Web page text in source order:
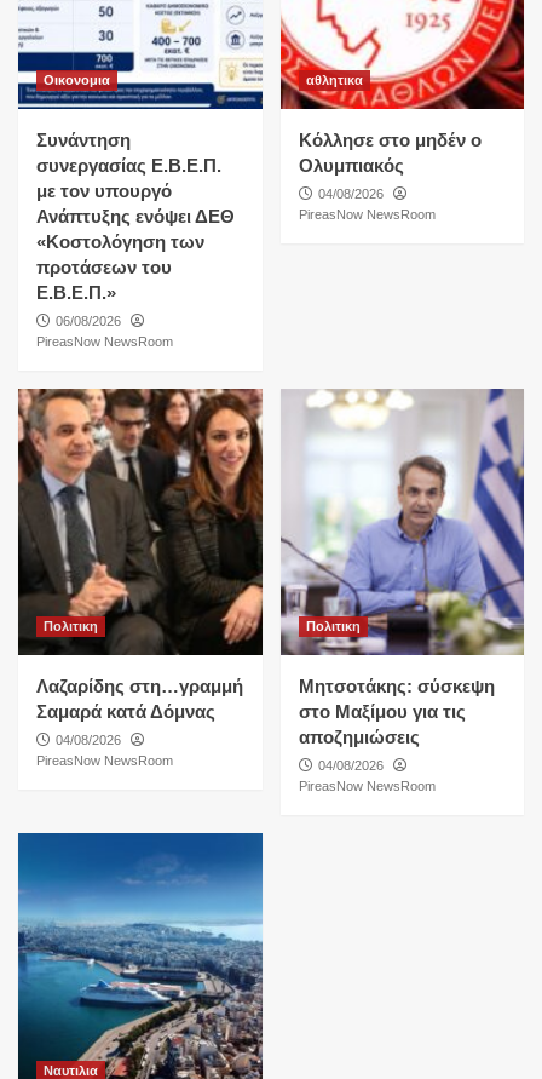
Οικονομια
Συνάντηση
συνεργασίας Ε.Β.Ε.Π.
με τον υπουργό
Ανάπτυξης ενόψει ΔΕΘ
«Κοστολόγηση των
προτάσεων του
Ε.Β.Ε.Π.»
06/08/2026
PireasNow NewsRoom
αθλητικα
Κόλλησε στο μηδέν ο
Ολυμπιακός
04/08/2026
PireasNow NewsRoom
Πολιτικη
Λαζαρίδης στη…γραμμή
Σαμαρά κατά Δόμνας
04/08/2026
PireasNow NewsRoom
Πολιτικη
Μητσοτάκης: σύσκεψη
στο Μαξίμου για τις
αποζημιώσεις
04/08/2026
PireasNow NewsRoom
Ναυτιλια